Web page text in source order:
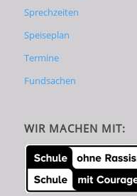
Sprechzeiten
Speiseplan
Termine
Fundsachen
WIR MACHEN MIT: